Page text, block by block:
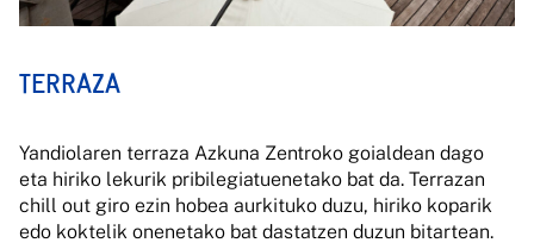
TERRAZA
Yandiolaren terraza Azkuna Zentroko goialdean dago
eta hiriko lekurik pribilegiatuenetako bat da. Terrazan
chill out giro ezin hobea aurkituko duzu, hiriko koparik
edo koktelik onenetako bat dastatzen duzun bitartean.